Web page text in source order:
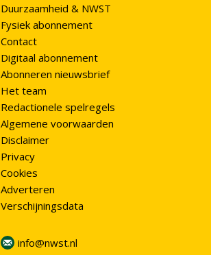
Duurzaamheid & NWST
Fysiek abonnement
Contact
Digitaal abonnement
Abonneren nieuwsbrief
Het team
Redactionele spelregels
Algemene voorwaarden
Disclaimer
Privacy
Cookies
Adverteren
Verschijningsdata
info@nwst.nl